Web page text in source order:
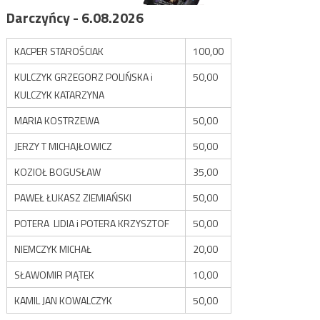
Darczyńcy - 6.08.2026
KACPER STAROŚCIAK
100,00
KULCZYK GRZEGORZ POLIŃSKA i
KULCZYK KATARZYNA
50,00
MARIA KOSTRZEWA
50,00
JERZY T MICHAJŁOWICZ
50,00
KOZIOŁ BOGUSŁAW
35,00
PAWEŁ ŁUKASZ ZIEMIAŃSKI
50,00
POTERA LIDIA i POTERA KRZYSZTOF
50,00
NIEMCZYK MICHAŁ
20,00
SŁAWOMIR PIĄTEK
10,00
KAMIL JAN KOWALCZYK
50,00